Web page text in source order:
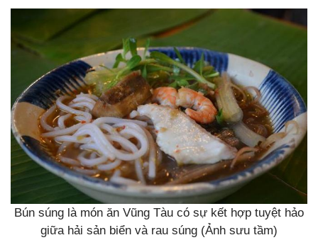
Bún súng là món ăn Vũng Tàu có sự kết hợp tuyệt hảo
giữa hải sản biển và rau súng (Ảnh sưu tầm)